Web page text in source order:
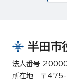
半田市
法人番号
所在地 〒475-